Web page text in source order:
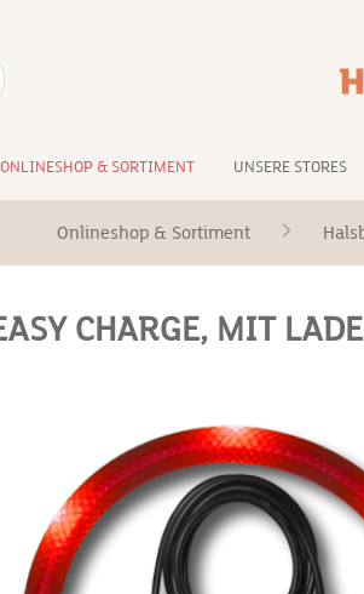
ONLINESHOP & SORTIMENT UNSERE STORES
Onlineshop & Sortiment
CHARGE, MIT